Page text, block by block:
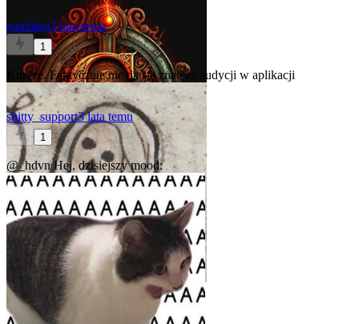
gamlling3 lata temu
1
Kurcze. Faktycznie nie da się znaleźć audycji w aplikacji
shitty_support3 lata temu
1
@_hdvnHej, dzisiejszy mood: